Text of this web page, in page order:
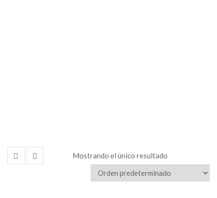
Mostrando el único resultado